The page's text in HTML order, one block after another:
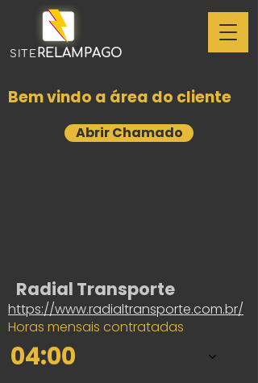
SITERELAMPAGO
Bem vindo a área do cliente
Abrir Chamado
Radial Transporte
https://www.radialtransporte.com.br/
Horas mensais contratadas
04:00